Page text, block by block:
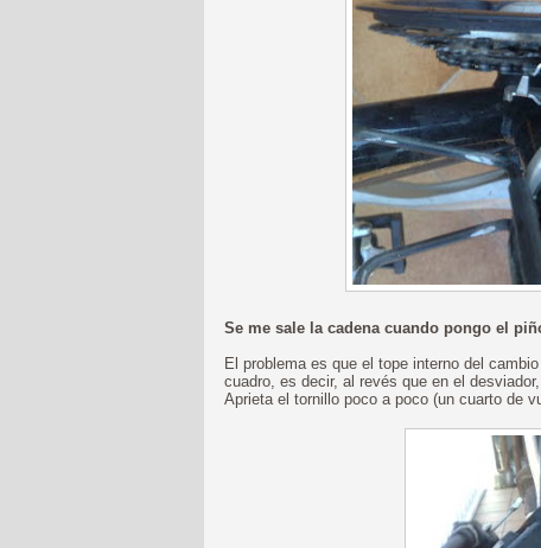
Se me sale la cadena cuando pongo el
El problema es que el tope interno del
cuadro, es decir, al revés que en el
Aprieta el tornillo poco a poco (un cuarto de